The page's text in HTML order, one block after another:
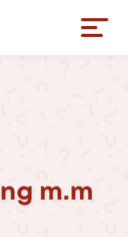
m.m